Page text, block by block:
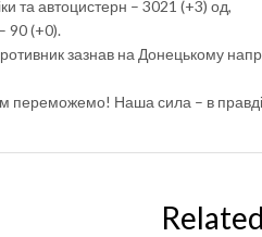
та автоцистерн – 3021 (+3) од,
90 (+0).
зазнав на Донецькому
переможемо! Наша сила – в